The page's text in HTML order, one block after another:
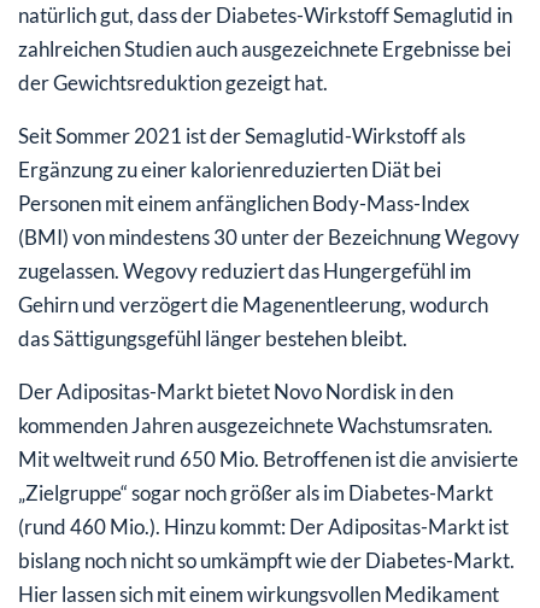
natürlich gut, dass der Diabetes-Wirkstoff Semaglutid in
zahlreichen Studien auch ausgezeichnete Ergebnisse bei
der Gewichtsreduktion gezeigt hat.
Seit Sommer 2021 ist der Semaglutid-Wirkstoff als
Ergänzung zu einer kalorienreduzierten Diät bei
Personen mit einem anfänglichen Body-Mass-Index
(BMI) von mindestens 30 unter der Bezeichnung Wegovy
zugelassen. Wegovy reduziert das Hungergefühl im
Gehirn und verzögert die Magenentleerung, wodurch
das Sättigungsgefühl länger bestehen bleibt.
Der Adipositas-Markt bietet Novo Nordisk in den
kommenden Jahren ausgezeichnete Wachstumsraten.
Mit weltweit rund 650 Mio. Betroffenen ist die anvisierte
„Zielgruppe“ sogar noch größer als im Diabetes-Markt
(rund 460 Mio.). Hinzu kommt: Der Adipositas-Markt ist
bislang noch nicht so umkämpft wie der Diabetes-Markt.
Hier lassen sich mit einem wirkungsvollen Medikament